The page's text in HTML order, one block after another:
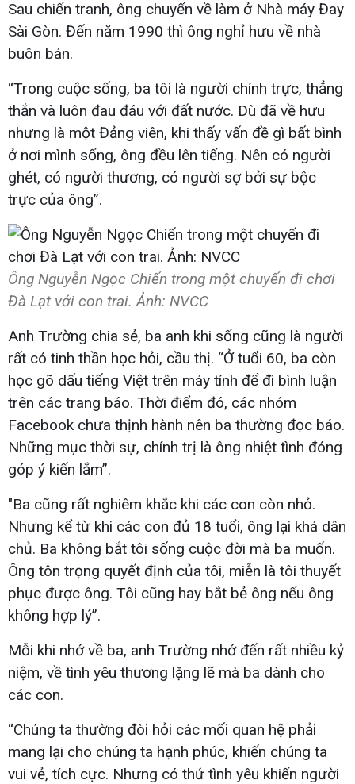
Sau chiến tranh, ông chuyển về làm ở Nhà máy Đay
Sài Gòn. Đến năm 1990 thì ông nghỉ hưu về nhà
buôn bán.
“Trong cuộc sống, ba tôi là người chính trực, thẳng
thắn và luôn đau đáu với đất nước. Dù đã về hưu
nhưng là một Đảng viên, khi thấy vấn đề gì bất bình
ở nơi mình sống, ông đều lên tiếng. Nên có người
ghét, có người thương, có người sợ bởi sự bộc
trực của ông”.
Ông Nguyễn Ngọc Chiến trong một chuyến đi chơi
Đà Lạt với con trai. Ảnh: NVCC
Anh Trường chia sẻ, ba anh khi sống cũng là người
rất có tinh thần học hỏi, cầu thị. “Ở tuổi 60, ba còn
học gõ dấu tiếng Việt trên máy tính để đi bình luận
trên các trang báo. Thời điểm đó, các nhóm
Facebook chưa thịnh hành nên ba thường đọc báo.
Những mục thời sự, chính trị là ông nhiệt tình đóng
góp ý kiến lắm”.
"Ba cũng rất nghiêm khắc khi các con còn nhỏ.
Nhưng kể từ khi các con đủ 18 tuổi, ông lại khá dân
chủ. Ba không bắt tôi sống cuộc đời mà ba muốn.
Ông tôn trọng quyết định của tôi, miễn là tôi thuyết
phục được ông. Tôi cũng hay bắt bẻ ông nếu ông
không hợp lý”.
Mỗi khi nhớ về ba, anh Trường nhớ đến rất nhiều kỷ
niệm, về tình yêu thương lặng lẽ mà ba dành cho
các con.
“Chúng ta thường đòi hỏi các mối quan hệ phải
mang lại cho chúng ta hạnh phúc, khiến chúng ta
vui vẻ, tích cực. Nhưng có thứ tình yêu khiến người